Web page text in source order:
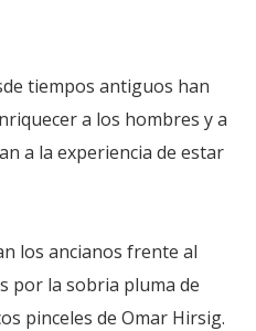
tiempos antiguos han
a los hombres y a
a la experiencia de estar
los ancianos frente al
por la sobria pluma de
pinceles de Omar Hirsig.